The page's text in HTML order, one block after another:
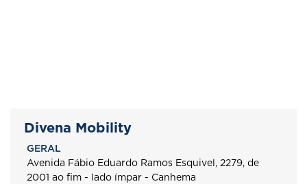
Divena Mobility
GERAL
Avenida Fábio Eduardo Ramos Esquivel, 2279, de
2001 ao fim - lado ímpar - Canhema